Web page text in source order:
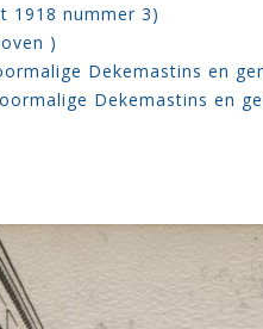
1918 nummer 3)
)
Dekemastins en
Dekemastins en